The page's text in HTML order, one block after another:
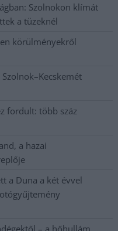
Szolnokon klímát
a tüzeknél
körülményekről
fordult: több száz
a hazai
a Duna a két évvel
– a hőhullám